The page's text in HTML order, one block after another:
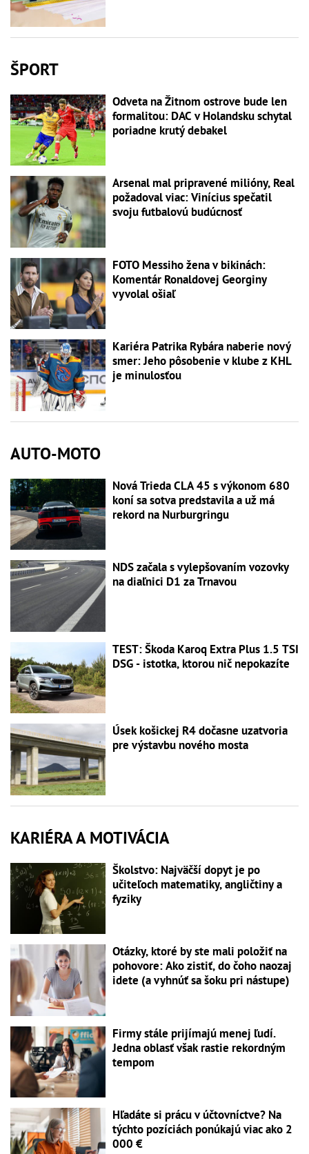
ŠPORT
Odveta na Žitnom ostrove bude len
formalitou: DAC v Holandsku schytal
poriadne krutý debakel
Arsenal mal pripravené milióny, Real
požadoval viac: Vinícius spečatil
svoju futbalovú budúcnosť
FOTO Messiho žena v bikinách:
Komentár Ronaldovej Georginy
vyvolal ošiaľ
Kariéra Patrika Rybára naberie nový
smer: Jeho pôsobenie v klube z KHL
je minulosťou
AUTO-MOTO
Nová Trieda CLA 45 s výkonom 680
koní sa sotva predstavila a už má
rekord na Nurburgringu
NDS začala s vylepšovaním vozovky
na diaľnici D1 za Trnavou
TEST: Škoda Karoq Extra Plus 1.5 TSI
DSG - istotka, ktorou nič nepokazíte
Úsek košickej R4 dočasne uzatvoria
pre výstavbu nového mosta
KARIÉRA A MOTIVÁCIA
Školstvo: Najväčší dopyt je po
učiteľoch matematiky, angličtiny a
fyziky
Otázky, ktoré by ste mali položiť na
pohovore: Ako zistiť, do čoho naozaj
idete (a vyhnúť sa šoku pri nástupe)
Firmy stále prijímajú menej ľudí.
Jedna oblasť však rastie rekordným
tempom
Hľadáte si prácu v účtovníctve? Na
týchto pozíciách ponúkajú viac ako 2
000 €